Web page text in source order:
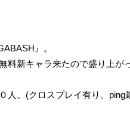
』。
料新キャラ来たので盛り上が
。(クロスプレイ有り、ping